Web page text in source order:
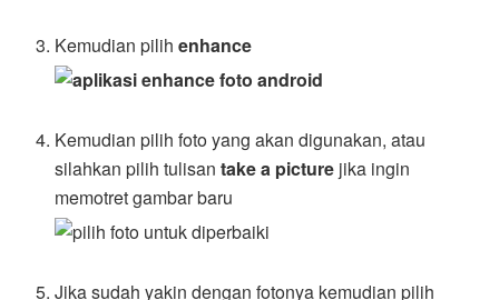
Kemudian pilihenhance
Kemudian pilih foto yang akan digunakan, atau
silahkan pilih tulisantake a picture jika ingin
memotret gambar baru
Jika sudah yakin dengan fotonya kemudian pilih